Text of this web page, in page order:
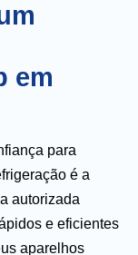
em
para
é a
autorizada
e eficientes
aparelhos